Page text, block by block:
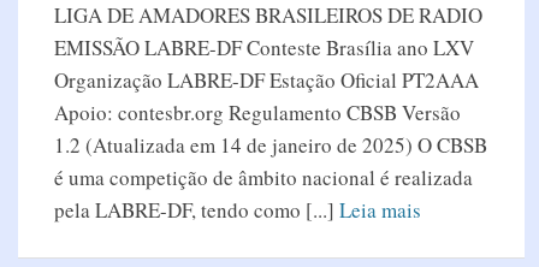
LIGA DE AMADORES BRASILEIROS DE RADIO
EMISSÃO LABRE-DF Conteste Brasília ano LXV
Organização LABRE-DF Estação Oficial PT2AAA
Apoio: contesbr.org Regulamento CBSB Versão
1.2 (Atualizada em 14 de janeiro de 2025) O CBSB
é uma competição de âmbito nacional é realizada
pela LABRE-DF, tendo como [...] Leia mais